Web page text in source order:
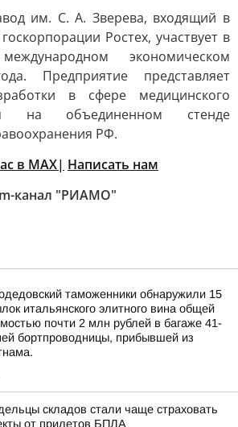
им. С. А. Зверева, входящий в
Ростех, участвует в
экономическом
Предприятие представляет
в сфере медицинского
на объединенном стенде
РФ.
в MAX| Написать нам
канал "РИАМО"
таможенники обнаружили 15
итальянского элитного вина общей
почти 2 млн рублей в багаже 41-
бортпроводницы, прибывшей из
складов стали чаще страховать
от прилетов БПЛА